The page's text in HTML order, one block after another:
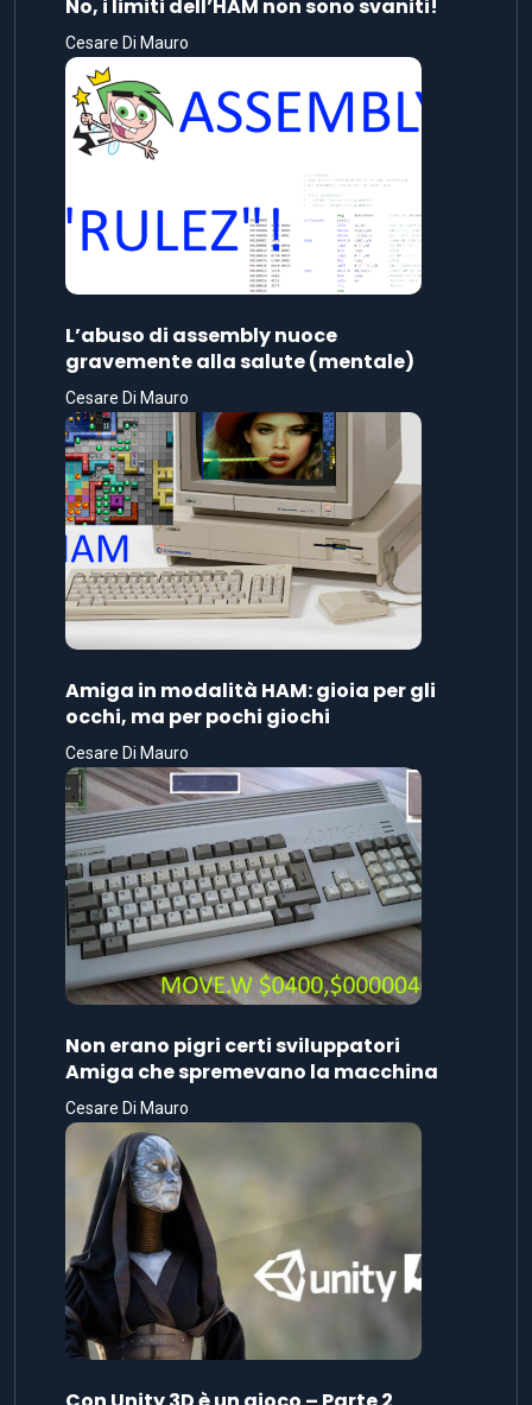
No, i limiti dell’HAM non sono svaniti!
Cesare Di Mauro
L’abuso di assembly nuoce
gravemente alla salute (mentale)
Cesare Di Mauro
Amiga in modalità HAM: gioia per gli
occhi, ma per pochi giochi
Cesare Di Mauro
Non erano pigri certi sviluppatori
Amiga che spremevano la macchina
Cesare Di Mauro